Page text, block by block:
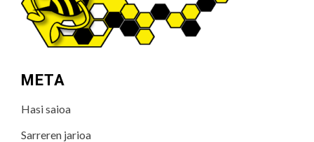
META
Hasi saioa
Sarreren jarioa